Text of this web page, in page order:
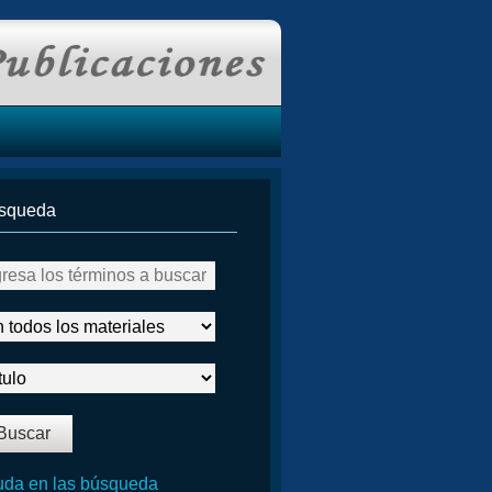
en las búsqueda